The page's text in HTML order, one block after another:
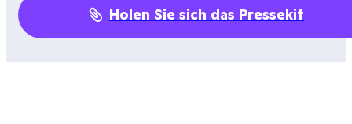
Holen Sie sich das Pressekit